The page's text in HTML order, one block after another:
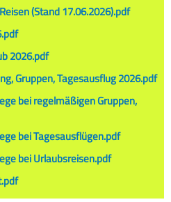
(Stand 17.06.2026).pdf
2026.pdf
Gruppen, Tagesausflug 2026.pdf
bei regelmäßigen Gruppen,
bei Tagesausflügen.pdf
bei Urlaubsreisen.pdf